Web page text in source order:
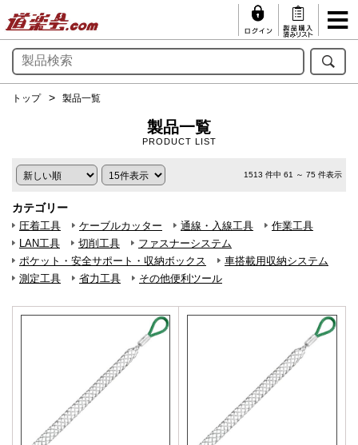
トップ 製品一覧
製品一覧
PRODUCT LIST
1513 件中 61 ～ 75 件表示
カテゴリー
圧着工具 ケーブルカッター 通線・入線工具
作業工具
LAN工具
切削工具
ファスナーシステム
ポケット・安全サポート・収納ボックス
車搭載用収納システム
測定工具
省力工具 その他便利ツール